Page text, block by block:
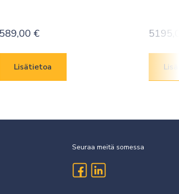
589,00 €
Lisätietoa
Seuraa meitä somessa